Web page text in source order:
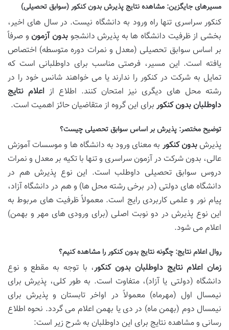
مسیرهای جایگزین: مشاهده نتایج پذیرش بدون کنکور (سوابق تحصیلی)
کنکور سراسری تنها راه ورود به دانشگاه نیست. در سال های اخیر،
بخشی از ظرفیت دانشگاه ها به پذیرش دانشجوبدون آزمون و صرفاً
بر اساس سوابق تحصیلی (معدل و نمرات دوره متوسطه) اختصاص
یافته است. این مسیر، فرصتی مناسب برای داوطلبانی است که
تمایل به شرکت در کنکور را ندارند یا می خواهند شانس خود را در
رشته محل های دیگری نیز امتحان کنند. اطلاع از اعلام نتایج
داوطلبان بدون کنکور برای این گروه از متقاضیان حائز اهمیت است.
توضیح مختصر: پذیرش بر اساس سوابق تحصیلی چیست؟
پذیرشبدون کنکور به معنای ورود به دانشگاه ها و موسسات آموزش
عالی، بدون شرکت در آزمون سراسری و تنها با تکیه بر معدل و نمرات
دروس سوابق تحصیلی داوطلب است. این نوع پذیرش هم در
دانشگاه های دولتی (در برخی رشته محل ها) و هم در دانشگاه آزاد،
پیام نور و علمی کاربردی رایج است. معمولاً ظرفیت های مربوط به
این نوع پذیرش در دو نوبت اصلی (برای ورودی های مهر و بهمن)
اعلام می شود.
روال اعلام نتایج: چگونه نتایج بدون کنکور را مشاهده کنیم؟
زمان اعلام نتایج داوطلبان بدون کنکور، با توجه به مقطع و نوع
دانشگاه (دولتی یا آزاد)، متفاوت است. به طور کلی، پذیرش برای
نیمسال اول (مهرماه) معمولاً در اواخر تابستان و پذیرش برای
نیمسال دوم (بهمن ماه) در دی یا بهمن اعلام می گردد. نحوه اطلاع
رسانی و مشاهده نتایج برای این داوطلبان به شرح زیر است: